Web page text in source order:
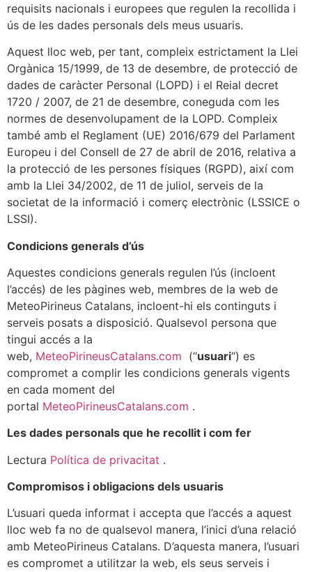
requisits nacionals i europees que regulen la recollida i
ús de les dades personals dels meus usuaris.
Aquest lloc web, per tant, compleix estrictament la Llei
Orgànica 15/1999, de 13 de desembre, de protecció de
dades de caràcter Personal (LOPD) i el Reial decret
1720 / 2007, de 21 de desembre, coneguda com les
normes de desenvolupament de la LOPD. Compleix
també amb el Reglament (UE) 2016/679 del Parlament
Europeu i del Consell de 27 de abril de 2016, relativa a
la protecció de les persones físiques (RGPD), així com
amb la Llei 34/2002, de 11 de juliol, serveis de la
societat de la informació i comerç electrònic (LSSICE o
LSSI).
Condicions generals d’ús
Aquestes condicions generals regulen l’ús (incloent
l’accés) de les pàgines web, membres de la web de
MeteoPirineus Catalans, incloent-hi els continguts i
serveis posats a disposició. Qualsevol persona que
tingui accés a la
web, MeteoPirineusCatalans.com (“usuari“) es
compromet a complir les condicions generals vigents
en cada moment del
portal MeteoPirineusCatalans.com .
Les dades personals que he recollit i com fer
Lectura Política de privacitat .
Compromisos i obligacions dels usuaris
L’usuari queda informat i accepta que l’accés a aquest
lloc web fa no de qualsevol manera, l’inici d’una relació
amb MeteoPirineus Catalans. D’aquesta manera, l’usuari
es compromet a utilitzar la web, els seus serveis i